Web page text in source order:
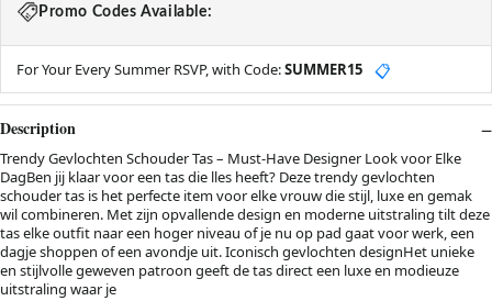
Promo Codes Available:
For Your Every Summer RSVP, with Code:SUMMER15 📋
Description
Trendy Gevlochten Schouder Tas – Must-Have Designer Look voor Elke
DagBen jij klaar voor een tas die lles heeft? Deze trendy gevlochten
schouder tas is het perfecte item voor elke vrouw die stijl, luxe en gemak
wil combineren. Met zijn opvallende design en moderne uitstraling tilt deze
tas elke outfit naar een hoger niveau of je nu op pad gaat voor werk, een
dagje shoppen of een avondje uit. Iconisch gevlochten designHet unieke
en stijlvolle geweven patroon geeft de tas direct een luxe en modieuze
uitstraling waar je